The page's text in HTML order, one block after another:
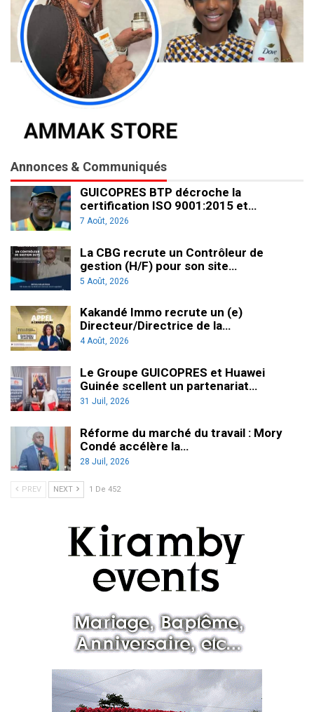
Annonces & Communiqués
GUICOPRES BTP décroche la
certification ISO 9001:2015 et…
7 Août, 2026
La CBG recrute un Contrôleur de
gestion (H/F) pour son site…
5 Août, 2026
Kakandé Immo recrute un (e)
Directeur/Directrice de la…
4 Août, 2026
Le Groupe GUICOPRES et Huawei
Guinée scellent un partenariat…
31 Juil, 2026
Réforme du marché du travail : Mory
Condé accélère la…
28 Juil, 2026
PREV NEXT 1 De 452